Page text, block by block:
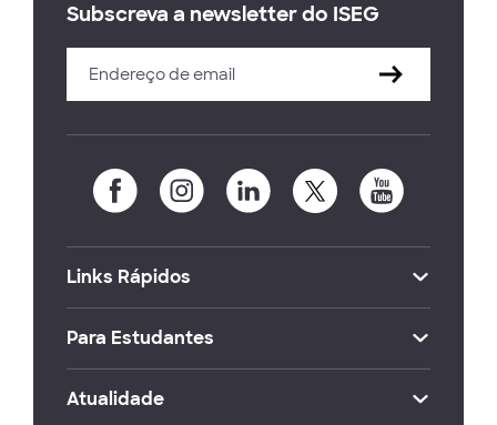
Subscreva a newsletter do ISEG
Links Rápidos
Para Estudantes
Atualidade